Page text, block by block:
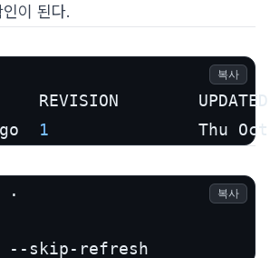
이 된다.
REVISION
1
Thu
복사
.
--skip-refresh
복사